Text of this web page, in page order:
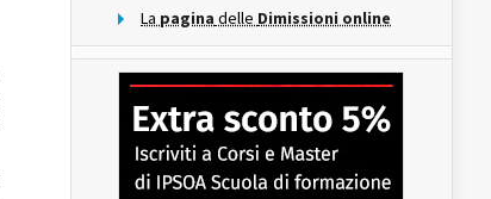
La pagina delle Dimissioni online